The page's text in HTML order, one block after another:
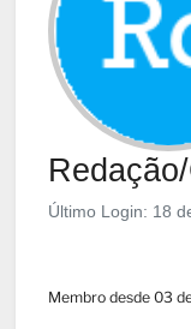
Último Login: 18
Membro desde 03